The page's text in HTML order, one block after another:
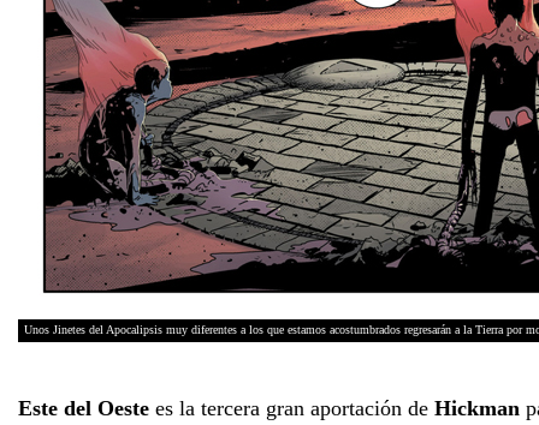
Unos Jinetes del Apocalipsis muy diferentes a los que estamos acostumbrados regresarán a la Tierra por
Este del Oeste es la tercera gran aportación de Hickman